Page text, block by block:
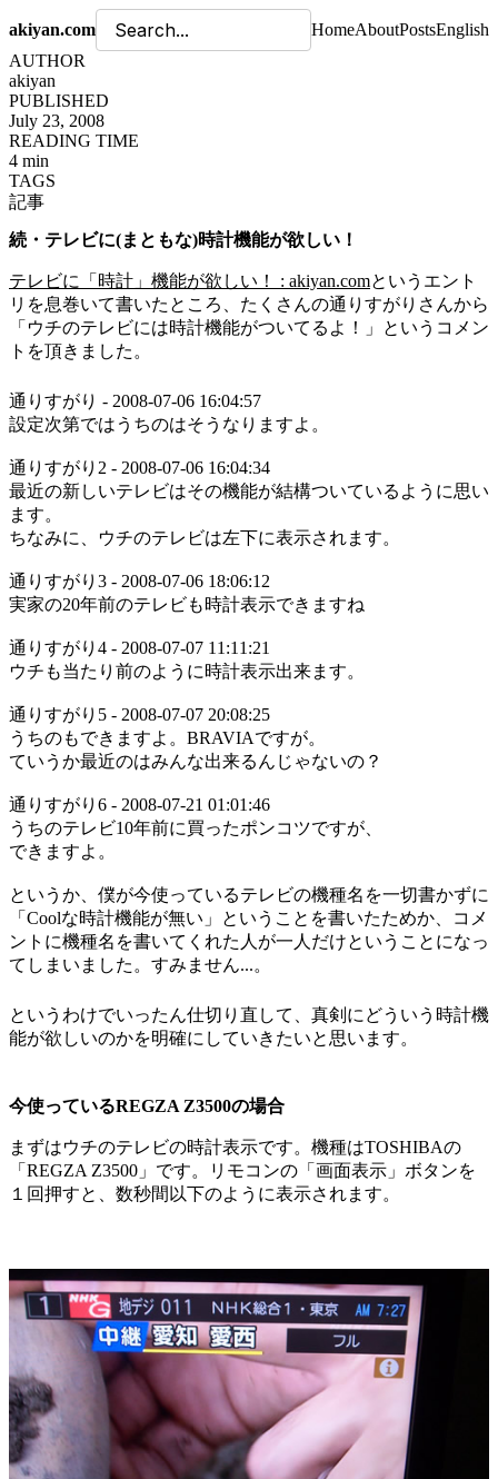
akiyan.com HomeAboutPostsEnglish
AUTHOR
akiyan
PUBLISHED
July 23, 2008
READING TIME
4 min
TAGS
記事
続・テレビに(まともな)時計機能が欲しい！
テレビに「時計」機能が欲しい！ : akiyan.comというエント
リを息巻いて書いたところ、たくさんの通りすがりさんから
「ウチのテレビには時計機能がついてるよ！」というコメン
トを頂きました。
通りすがり - 2008-07-06 16:04:57
設定次第ではうちのはそうなりますよ。
通りすがり2 - 2008-07-06 16:04:34
最近の新しいテレビはその機能が結構ついているように思い
ます。
ちなみに、ウチのテレビは左下に表示されます。
通りすがり3 - 2008-07-06 18:06:12
実家の20年前のテレビも時計表示できますね
通りすがり4 - 2008-07-07 11:11:21
ウチも当たり前のように時計表示出来ます。
通りすがり5 - 2008-07-07 20:08:25
うちのもできますよ。BRAVIAですが。
ていうか最近のはみんな出来るんじゃないの？
通りすがり6 - 2008-07-21 01:01:46
うちのテレビ10年前に買ったポンコツですが、
できますよ。
というか、僕が今使っているテレビの機種名を一切書かずに
「Coolな時計機能が無い」ということを書いたためか、コメ
ントに機種名を書いてくれた人が一人だけということになっ
てしまいました。すみません...。
というわけでいったん仕切り直して、真剣にどういう時計機
能が欲しいのかを明確にしていきたいと思います。
今使っているREGZA Z3500の場合
まずはウチのテレビの時計表示です。機種はTOSHIBAの
「REGZA Z3500」です。リモコンの「画面表示」ボタンを
１回押すと、数秒間以下のように表示されます。